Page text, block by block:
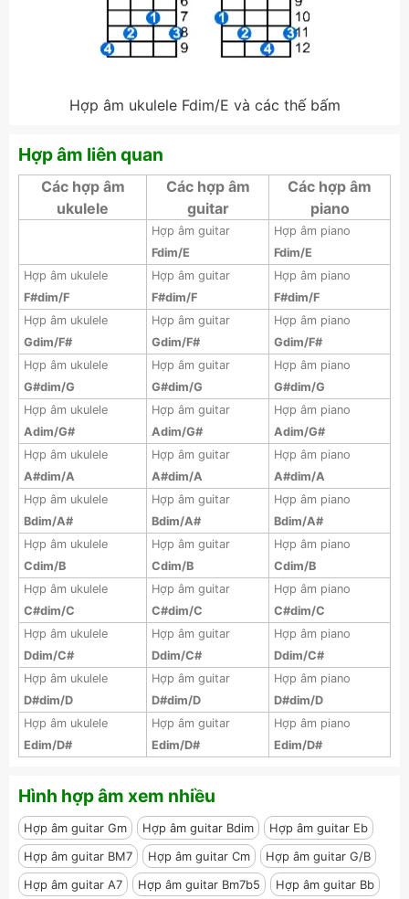
Hợp âm ukulele Fdim/E và các thế bấm
Hợp âm liên quan
Các hợp âm
ukulele
Các hợp âm
guitar
Các hợp âm
piano
Hợp âm guitar
Fdim/E
Hợp âm piano
Fdim/E
Hợp âm ukulele
F#dim/F
Hợp âm guitar
F#dim/F
Hợp âm piano
F#dim/F
Hợp âm ukulele
Gdim/F#
Hợp âm guitar
Gdim/F#
Hợp âm piano
Gdim/F#
Hợp âm ukulele
G#dim/G
Hợp âm guitar
G#dim/G
Hợp âm piano
G#dim/G
Hợp âm ukulele
Adim/G#
Hợp âm guitar
Adim/G#
Hợp âm piano
Adim/G#
Hợp âm ukulele
A#dim/A
Hợp âm guitar
A#dim/A
Hợp âm piano
A#dim/A
Hợp âm ukulele
Bdim/A#
Hợp âm guitar
Bdim/A#
Hợp âm piano
Bdim/A#
Hợp âm ukulele
Cdim/B
Hợp âm guitar
Cdim/B
Hợp âm piano
Cdim/B
Hợp âm ukulele
C#dim/C
Hợp âm guitar
C#dim/C
Hợp âm piano
C#dim/C
Hợp âm ukulele
Ddim/C#
Hợp âm guitar
Ddim/C#
Hợp âm piano
Ddim/C#
Hợp âm ukulele
D#dim/D
Hợp âm guitar
D#dim/D
Hợp âm piano
D#dim/D
Hợp âm ukulele
Edim/D#
Hợp âm guitar
Edim/D#
Hợp âm piano
Edim/D#
Hình hợp âm xem nhiều
Hợp âm guitar Gm Hợp âm guitar Bdim
Hợp âm guitar Eb
Hợp âm guitar BM7
Hợp âm guitar Cm
Hợp âm guitar G/B
Hợp âm guitar A7
Hợp âm guitar Bm7b5 Hợp âm guitar Bb